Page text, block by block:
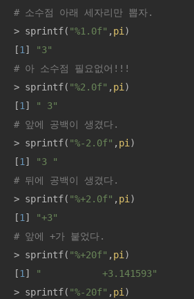
# 소수점 아래 세자리만 뽑자.
> sprintf( "%1.0f" , pi )
[1 ]
"3"
# 아 소수점 필요없어!!!
> sprintf( "%2.0f" , pi )
[1 ]
" 3"
# 앞에 공백이 생겼다.
> sprintf( "%-2.0f" , pi )
[1 ]
"3 "
# 뒤에 공백이 생겼다.
> sprintf( "%+2.0f" , pi )
[1 ]
"+3"
# 앞에 +가 붙었다.
> sprintf( "%+20f" , pi )
[1 ]
"           +3.141593"
> sprintf( "%-20f" , pi )